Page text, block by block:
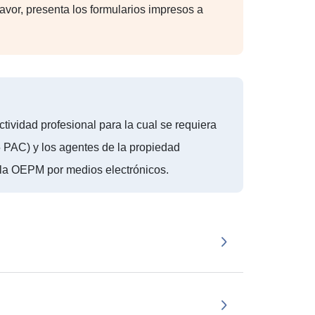
presenta los formularios impresos a
profesional para la cual se requiera
y los agentes de la propiedad
OEPM por medios electrónicos.